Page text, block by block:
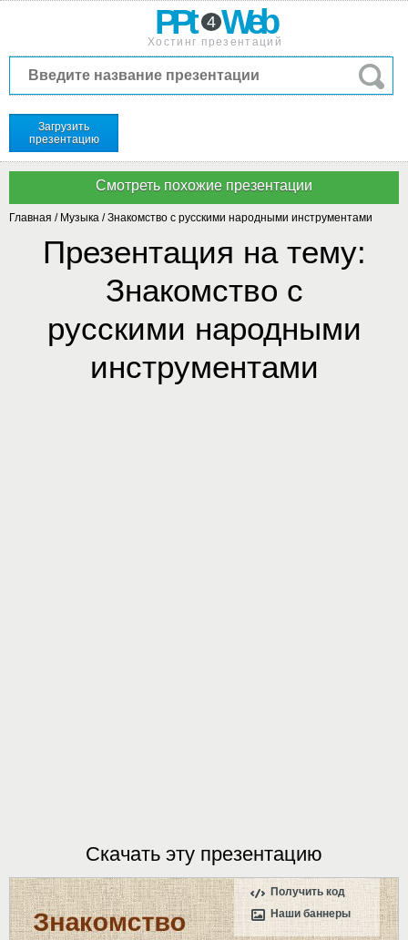
PPt 4 Web
Хостинг презентаций
Загрузить
презентацию
Главная / Музыка /Знакомство с русскими народными инструментами
Презентация на тему:
Знакомство с
русскими народными
инструментами
Скачать эту презентацию
Получить код
Наши баннеры